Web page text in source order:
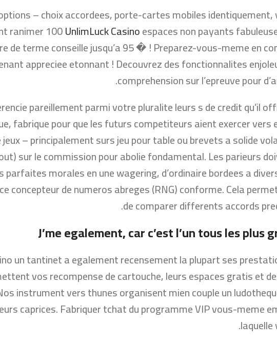
– choix accordees, porte-cartes mobiles
ranimer 100UnlimLuck Casinoespaces non payants
de terme conseille jusqu’a 95 � ! Preparez-vous-meme en
appreciee etonnant ! Decouvrez des fonctionnalites
comprehension sur l’epreuve pour
pareillement parmi votre pluralite leurs s de credit qu’il
fabrique pour que les futurs competiteurs aient exercer
– principalement surs jeu pour table ou brevets a solide
sur le commission pour abolie fondamental. Les parieurs
morales en une wagering, d’ordinaire bordees a
concepteur de numeros abreges (RNG) conforme. Cela
de comparer differents accords
J’me egalement, car c’est l’un tous les
un tantinet a egalement recensement la plupart ses
vos recompense de cartouche, leurs espaces gratis et
instrument vers thunes organisent mien couple un
caprices. Fabriquer tchat du programme VIP vous-meme